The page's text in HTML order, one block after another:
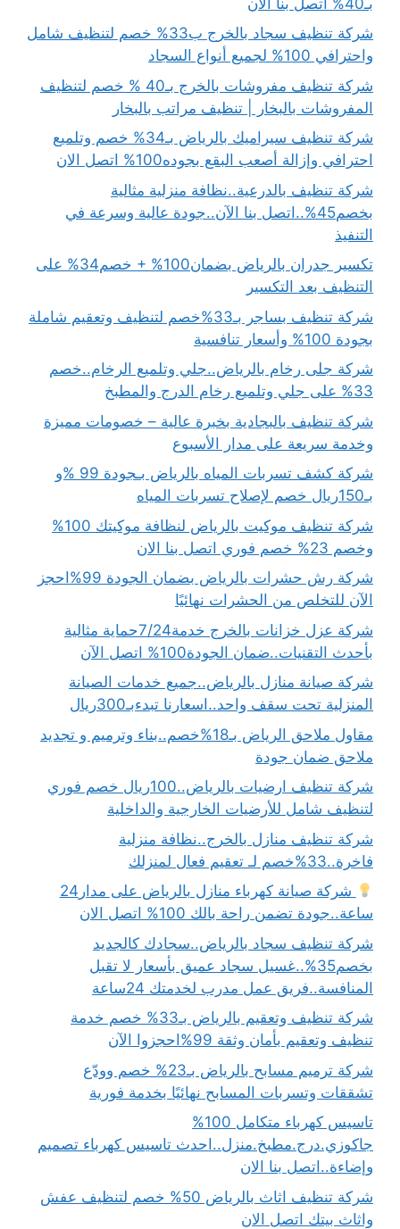
شركة تنظيف سجاد بالخرج ب33% خصم لتنظيف شامل
واحترافي 100% لجميع أنواع السجاد
شركة تنظيف مفروشات بالخرج بـ40 % خصم لتنظيف
المفروشات بالبخار | تنظيف مراتب بالبخار
شركة تنظيف سيراميك بالرياض بـ34% خصم وتلميع
احترافي وإزالة أصعب البقع بجوده100% اتصل الان
شركة تنظيف بالدرعية..نظافة منزلية مثالية
بخصم45%..اتصل بنا الآن..جودة عالية وسرعة في
التنفيذ
تكسير جدران بالرياض بضمان100% + خصم34% على
التنظيف بعد التكسير
شركة تنظيف بساجر بـ33%خصم لتنظيف وتعقيم شاملة
بجودة 100% وأسعار تنافسية
شركة جلى رخام بالرياض..جلي وتلميع الرخام..خصم
33% على جلي وتلميع رخام الدرج والمطبخ
شركة تنظيف بالبجادية بخبرة عالية – خصومات مميزة
وخدمة سريعة على مدار الأسبوع
شركة كشف تسربات المياه بالرياض بـجودة 99 %و
بـ150ريال خصم لإصلاح تسربات المياه
شركة تنظيف موكيت بالرياض لنظافة موكيتك 100%
وخصم 23% خصم فوري اتصل بنا الان
شركة رش حشرات بالرياض بضمان الجودة 99%احجز
الآن للتخلص من الحشرات نهائيًا
شركة عزل خزانات بالخرج خدمة7/24حماية مثالية
بأحدث التقنيات..ضمان الجودة100% اتصل الآن
شركة صيانة منازل بالرياض..جميع خدمات الصيانة
المنزلية تحت سقف واحد..اسعارنا تبدءبـ300ريال
مقاول ملاحق الرياض بـ18%خصم..بناء وترميم و تجديد
ملاحق ضمان جودة
شركة تنظيف ارضيات بالرياض..100ريال خصم فوري
لتنظيف شامل للأرضيات الخارجية والداخلية
شركة تنظيف منازل بالخرج..نظافة منزلية
فاخرة..33%خصم لـ تعقيم فعال لمنزلك
شركة صيانة كهرباء منازل بالرياض على مدار24
ساعة..جودة تضمن راحة بالك 100% اتصل الان
شركة تنظيف سجاد بالرياض..سجادك كالجديد
بخصم35%..غسيل سجاد عميق بأسعار لا تقبل
المنافسة..فريق عمل مدرب لخدمتك 24ساعة
شركة تنظيف وتعقيم بالرياض بـ33% خصم خدمة
تنظيف وتعقيم بأمان وثقة 99%احجزوا الآن
شركة ترميم مسابح بالرياض بـ23% خصم وودّع
تشققات وتسربات المسابح نهائيًا بخدمة فورية
تاسيس كهرباء متكامل 100%
جاكوزي.درج.مطبخ.منزل..احدث تاسيس كهرباء تصميم
وإضاءة..اتصل بنا الان
شركة تنظيف اثاث بالرياض 50% خصم لتنظيف عفش
واثاث بيتك اتصل الان